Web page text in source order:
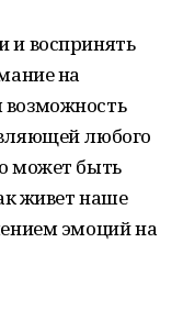
и воспринять
на
любого
может быть
живет наше
эмоций на